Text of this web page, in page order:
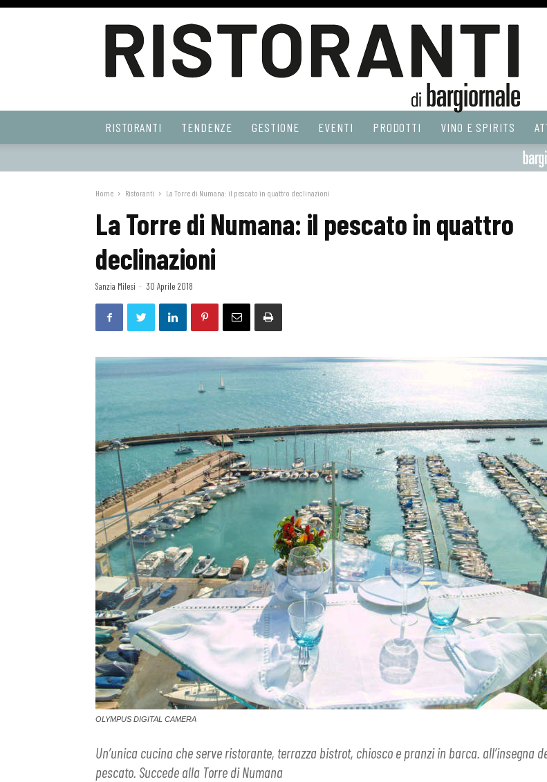
Web
RISTORANTI TENDENZE GESTIONE EVENTI PRODOTTI VINO E SPIRITS
Home Ristoranti La Torre di Numana: il pescato in quattro declinazioni
La Torre di Numana: il pescato in quattro
declinazioni
Sanzia Milesi - 30 Aprile 2018
OLYMPUS DIGITAL CAMERA
Un’unica cucina che serve ristorante, terrazza bistrot, chiosco e pranzi in barca. all’insegna
pescato. Succede alla Torre di Numana